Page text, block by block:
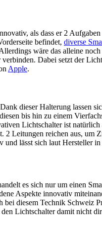
als dass er 2
befindet, diverse
wäre das alleine
Dabei setzt der
Apple.
dieser Halterung lassen
bis hin zu einem
Lichtschalter ist
Leitungen reichen aus, um
lässt sich laut Hersteller
es sich nur um einen
Aspekte innovativ
bei diesem Technik Schweiz
Lichtschalter damit nicht